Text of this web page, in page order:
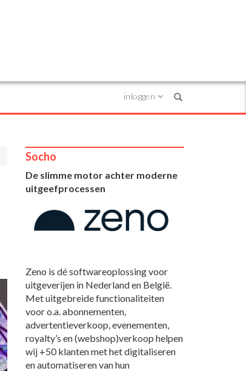
inloggen
Socho
De slimme motor achter moderne
uitgeefprocessen
Zeno is dé softwareoplossing voor
uitgeverijen in Nederland en België.
Met uitgebreide functionaliteiten
voor o.a. abonnementen,
advertentieverkoop, evenementen,
royalty’s en (webshop)verkoop helpen
wij +50 klanten met het digitaliseren
en automatiseren van hun